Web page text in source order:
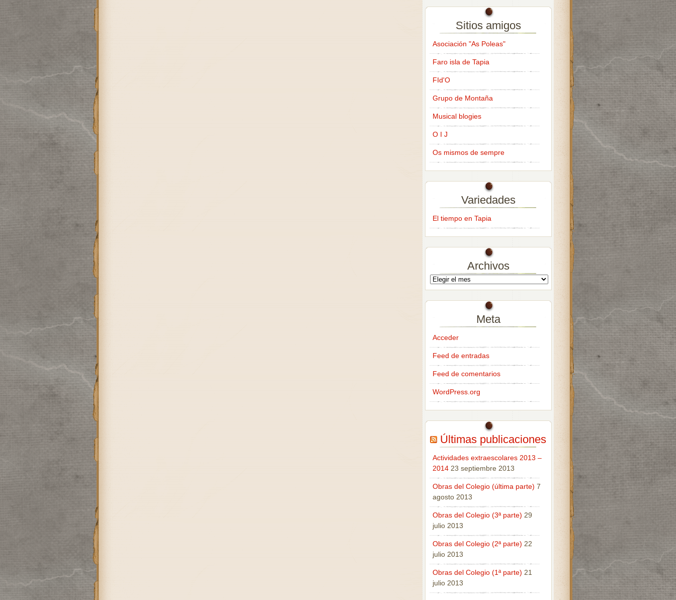
Sitios amigos
Asociación "As Poleas"
Faro isla de Tapia
FId'O
Grupo de Montaña
Musical blogies
O I J
Os mismos de sempre
Variedades
El tiempo en Tapia
Archivos
Meta
Acceder
Feed de entradas
Feed de comentarios
WordPress.org
Últimas publicaciones
Actividades extraescolares 2013 –
2014 23 septiembre 2013
Obras del Colegio (última parte) 7
agosto 2013
Obras del Colegio (3ª parte) 29
julio 2013
Obras del Colegio (2ª parte) 22
julio 2013
Obras del Colegio (1ª parte) 21
julio 2013